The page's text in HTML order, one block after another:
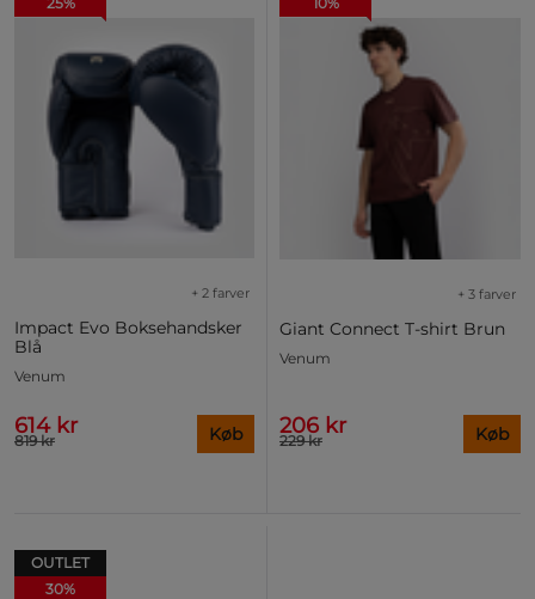
Impact Evo Boksehandsker
Blå
+ 2 farver
Venum
614 kr
819 kr Køb
Giant Connect T-shirt Brun
+ 3 farver
Venum
206 kr
229 kr Køb
OUTLET
30%